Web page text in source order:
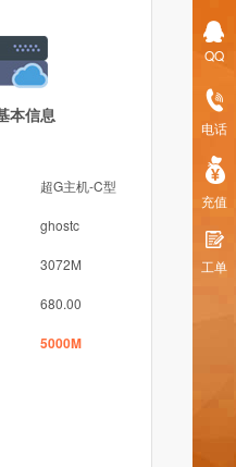
本信息
超G主机-C型
ghostc
3072M
680.00
5000M
QQ
电话
充值
工单